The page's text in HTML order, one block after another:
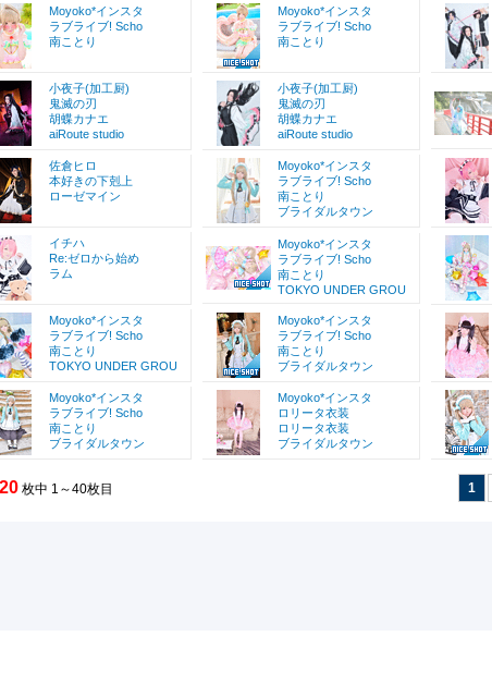
Moyoko*インスタ
ラブライブ! Scho
南ことり
Moyoko*インスタ
ラブライブ! Scho
南ことり
小夜子(加工厨)
鬼滅の刃
胡蝶カナエ
aiRoute studio
小夜子(加工厨)
鬼滅の刃
胡蝶カナエ
aiRoute studio
佐倉ヒロ
本好きの下剋上
ローゼマイン
Moyoko*インスタ
ラブライブ! Scho
南ことり
ブライダルタウン
イチハ
Re:ゼロから始め
ラム
Moyoko*インスタ
ラブライブ! Scho
南ことり
TOKYO UNDER GROU
Moyoko*インスタ
ラブライブ! Scho
南ことり
TOKYO UNDER GROU
Moyoko*インスタ
ラブライブ! Scho
南ことり
ブライダルタウン
Moyoko*インスタ
ラブライブ! Scho
南ことり
ブライダルタウン
Moyoko*インスタ
ロリータ衣装
ロリータ衣装
ブライダルタウン
枚中 1～40枚目 1